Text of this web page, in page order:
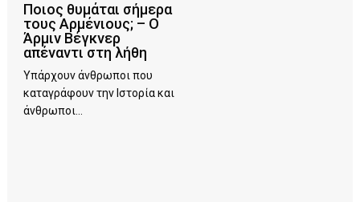
Ποιος θυμάται σήμερα
τους Αρμένιους; – Ο
Άρμιν Βέγκνερ
απέναντι στη λήθη
Υπάρχουν άνθρωποι που
καταγράφουν την Ιστορία και
άνθρωποι...